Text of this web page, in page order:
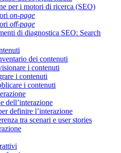
per i motori di ricerca (SEO)
on-page
off-page
di diagnostica SEO: Search
dei contenuti
i contenuti
i contenuti
i contenuti
dell’interazione
definire l’interazione
tra scenari e user stories